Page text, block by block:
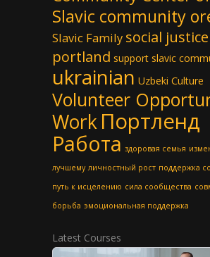
Slavic community
Slavic Family social justice
portland support slavic
ukrainian Uzbeki Culture
Volunteer
WorkПортленд
Работа здоровая семья
лучшему личностный рост поддержка
путь к исцелению сила сообщества
борьба эмоциональная поддержка
Latest Courses